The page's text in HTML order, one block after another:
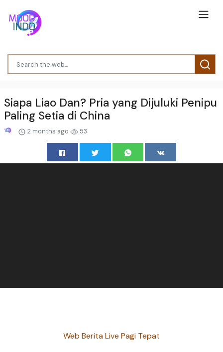
Siapa Liao Dan? Pria yang Dijuluki Penipu
Paling Setia di China
2 months ago 53
Web Berita Live Pagi Tepat